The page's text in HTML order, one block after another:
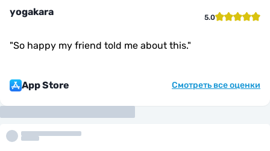
yogakara 5.0
"So happy my friend told me about this."
App Store Смотреть все оценки